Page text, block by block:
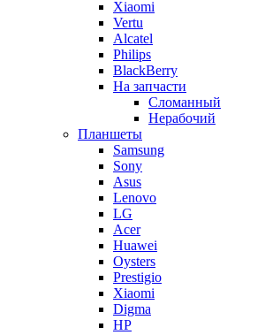
Xiaomi
Vertu
Alcatel
Philips
BlackBerry
На запчасти
Сломанный
Нерабочий
Планшеты
Samsung
Sony
Asus
Lenovo
LG
Acer
Huawei
Oysters
Prestigio
Xiaomi
Digma
HP